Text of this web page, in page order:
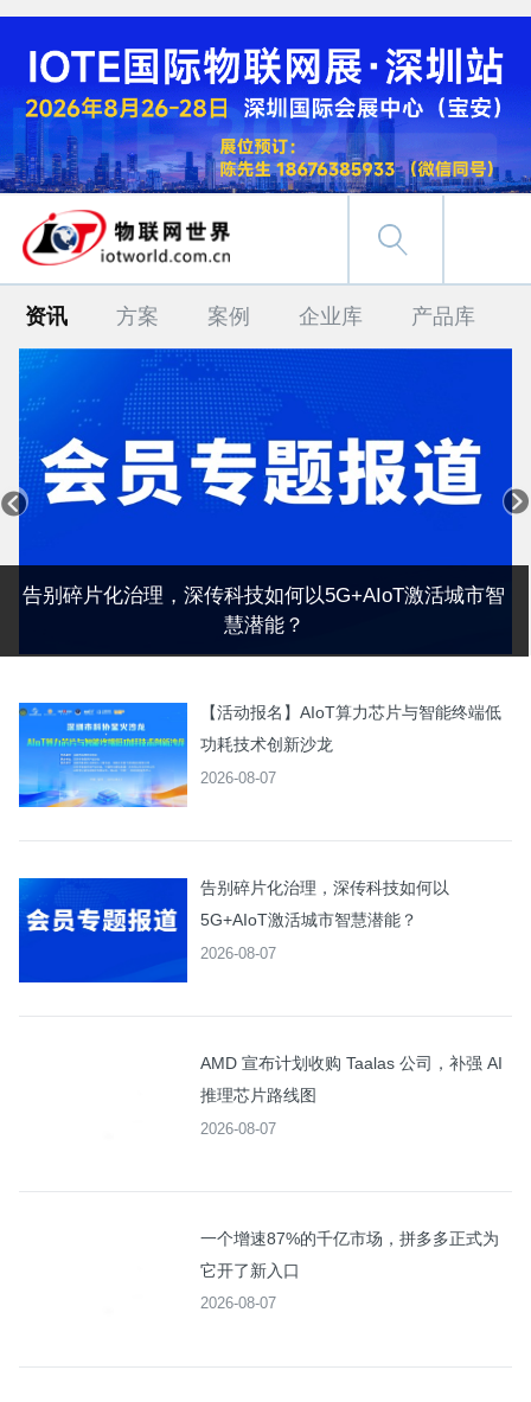
资讯 方案 案例 企业库 产品库
告别碎片化治理，深传科技如何以5G+AIoT激活城市智
慧潜能？
 
【活动报名】AIoT算力芯片与智能终端低
功耗技术创新沙龙
2026-08-07
告别碎片化治理，深传科技如何以
5G+AIoT激活城市智慧潜能？
2026-08-07
AMD 宣布计划收购 Taalas 公司，补强 AI
推理芯片路线图
2026-08-07
一个增速87%的千亿市场，拼多多正式为
它开了新入口
2026-08-07